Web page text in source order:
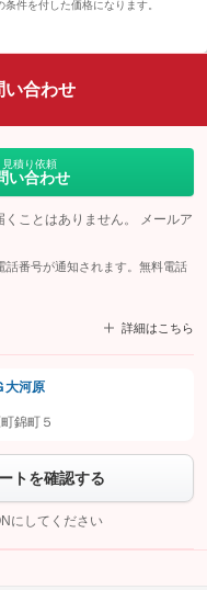
件を付した価格になります。
い合わせ
見積り依頼
い合わせ
ことはありません。 メールア
番号が通知されます。無料電話
詳細はこちら
てから「許可する」ボタンを押
問い合わせを
大河原
錦町５
トを確認する
にしてください